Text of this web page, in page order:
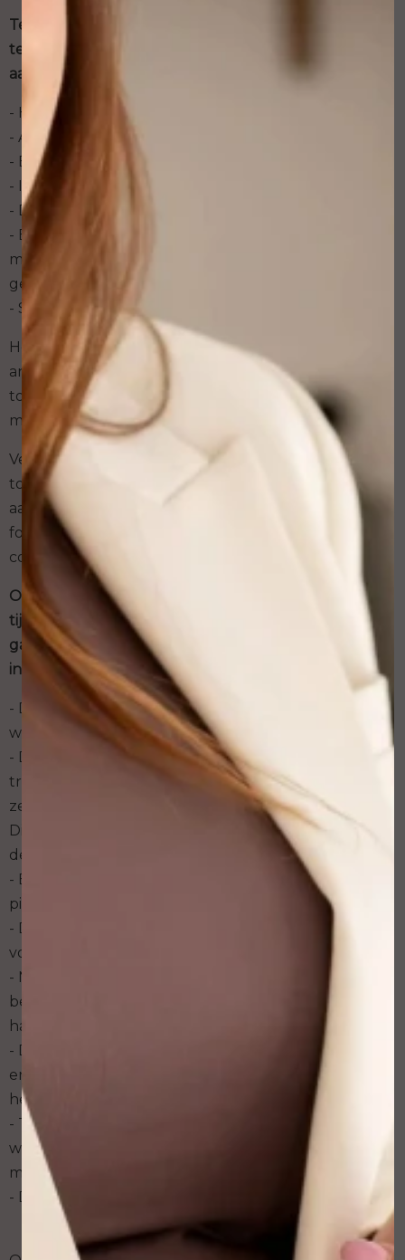
Tevens dien je ook geen permanente make up aan
te laten brengen als je een van de volgende
aandoeningen hebt:
- Hemofilie of andere bloedstollingsziektes;
- Auto immuunstoornis;
- Epilepsie of hart- en vaataandoeningen;
- Immuun gecompromitteerde ziektes;
- Diabetes;
- Bepaalde allergieën voor pigmentstoffen of andere
materialen waarmee permanente make up wordt
gezet;
- Sarcoïdose. x
Heb je één van deze aandoeningen of gebruik je
antistollingsmiddelen of antibiotica? En wil je
toch permanente make up? Overleg dan eerst de
mogelijkheden met een arts.
Veel behandelaars laten klanten vooraf een
toestemmingsformulier ondertekenen waarin
aandacht is voor de gezondheid van de klant. Vul het
formulier naar waarheid in om gevaarlijke situaties en
complicaties te voorkomen.
Om infecties te voorkomen, is een goede hygiëne
tijdens het zetten onmisbaar. Houd daarom in de
gaten of je behandelaar hygiënisch werkt. Let hierbij
in ieder geval op het volgende:
- De ruimte waar de permanente make up
wordt gezet, is schoon;
- Direct na het openen van de steriele verpakkingen
trekt de behandelaar schone handschoenen aan en
zet hij/zij de losse (steriele) onderdelen in elkaar.
Direct daarna begint hij/zij met het zetten van
de permanente make up;
- Er zijn in ieder geval geen bloed- of
pigmentvlekken van een vorige klant zichtbaar;
- De behandelaar wast zijn/haar handen
voordat hij/zij alle materialen klaarzet;
- Na tussentijdse pauzes wast of desinfecteert de
behandelaar eerst zijn/haar handen voordat hij/zij
handschoenen aantrekt;
- De naaldmodule komt uit een steriele verpakking
en wordt niet met de blote handen aangeraakt. Na
het zetten wordt de naald weggegooid;
- Tijdens het pigmenteren worden schone
wattenschijfjes gebruikt om de huid schoon te
maken.
- De huid schoonmaakt en desinfecteert;